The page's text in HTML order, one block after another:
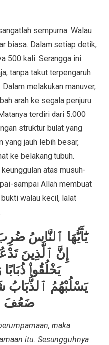
sempurna. Walau
biasa. Dalam setiap detik,
500 kali. Serangga ini
tanpa takut terpengaruh
melakukan manuver,
arah ke segala penjuru
terdiri dari 5.000
struktur bulat yang
yang jauh lebih besar,
ke belakang tubuh.
atas musuh-
sampai Allah membuat
walau kecil, lalat
يَٰٓأَيُّهَا ٱلنَّاسُ
إِنَّ ٱلَّذِينَ
يَخْلُقُوا۟
يَسْلُبْهُمُ ٱلذُّبَابُ
ضَعُفَ
maka
itu. Sesungguhnya